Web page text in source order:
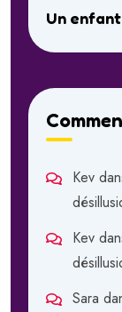
Un
Kev
Kev
Sara